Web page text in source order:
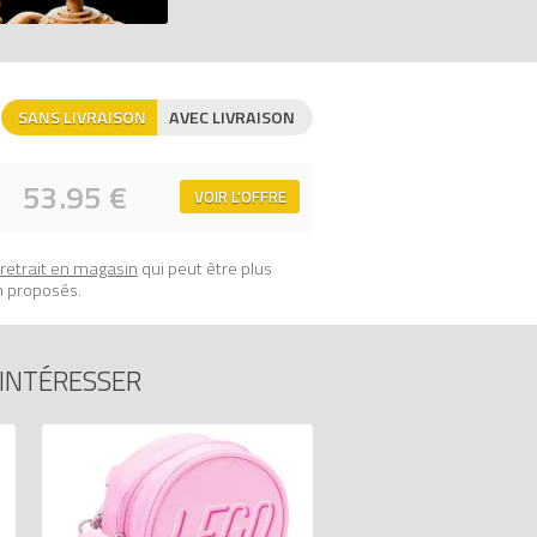
à dos mesure plus de 40 cm de haut,
Stargazer)sur Avenue de la brique,
SANS LIVRAISON AVEC LIVRAISON
53.95 € VOIR L'OFFRE
retrait en magasin qui peut être plus